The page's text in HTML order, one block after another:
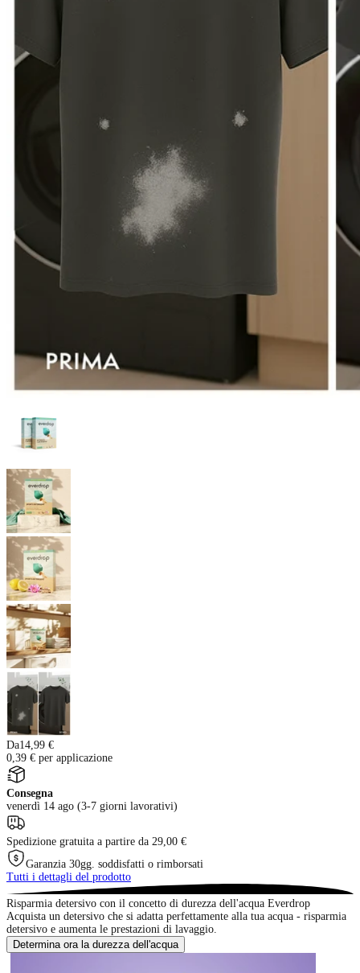
Da14,99 €
0,39 € per applicazione
Consegna
venerdì 14 ago (3-7 giorni lavorativi)
Spedizione gratuita a partire da 29,00 €
Garanzia 30gg. soddisfatti o rimborsati
Tutti i dettagli del prodotto
Risparmia detersivo con il concetto di durezza dell'acqua Everdrop
Acquista un detersivo che si adatta perfettamente alla tua acqua - risparmia
detersivo e aumenta le prestazioni di lavaggio.
Determina ora la durezza dell'acqua